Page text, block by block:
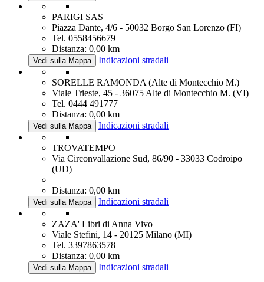
PARIGI SAS
Piazza Dante, 4/6 - 50032 Borgo San Lorenzo (FI)
Tel. 0558456679
Distanza: 0,00 km
Vedi sulla Mappa Indicazioni stradali
SORELLE RAMONDA (Alte di Montecchio M.)
Viale Trieste, 45 - 36075 Alte di Montecchio M. (VI)
Tel. 0444 491777
Distanza: 0,00 km
Vedi sulla Mappa Indicazioni stradali
TROVATEMPO
Via Circonvallazione Sud, 86/90 - 33033 Codroipo
(UD)
Distanza: 0,00 km
Vedi sulla Mappa Indicazioni stradali
ZAZA' Libri di Anna Vivo
Viale Stefini, 14 - 20125 Milano (MI)
Tel. 3397863578
Distanza: 0,00 km
Vedi sulla Mappa Indicazioni stradali